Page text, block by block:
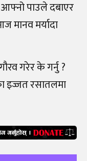
पाउले दबाएर
मानव मर्यादा
गरेर के गर्नु ?
इज्जत रसातलमा